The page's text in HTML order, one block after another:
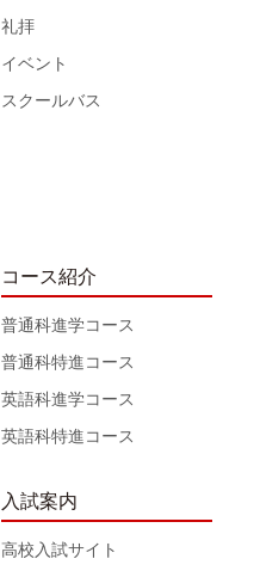
礼拝
イベント
スクールバス
コース紹介
普通科進学コース
普通科特進コース
英語科進学コース
英語科特進コース
入試案内
高校入試サイト